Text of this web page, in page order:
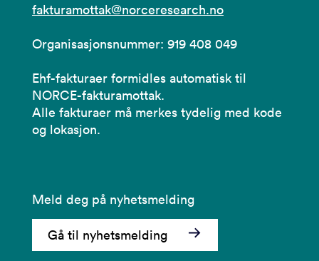
fakturamottak@norceresearch.no
Organisasjonsnummer: 919 408 049
Ehf-fakturaer formidles automatisk til
NORCE-fakturamottak.
Alle fakturaer må merkes tydelig med kode
og lokasjon.
Meld deg på nyhetsmelding
Gå til nyhetsmelding